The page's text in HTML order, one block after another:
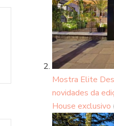
Mostra Elite
novidades da
House exclusivo